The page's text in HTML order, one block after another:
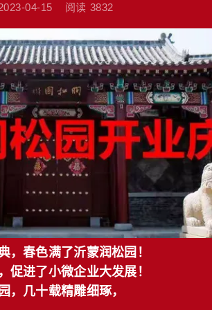
04-15 阅读 3832
，春色满了沂蒙润松园！
促进了小微企业大发展！
，几十载精雕细琢，